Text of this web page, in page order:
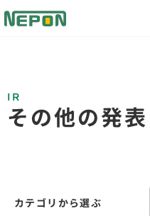
IR
その他の発表
カテゴリから選ぶ